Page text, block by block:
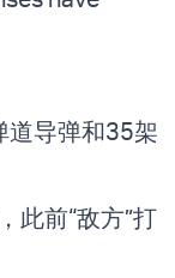
道导弹和35架
此前“敌方”打